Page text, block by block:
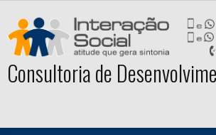
content
Consultoria de